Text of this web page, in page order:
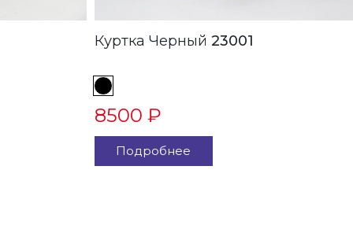
Куртка Черный 23001
8500 ₽
Подробнее